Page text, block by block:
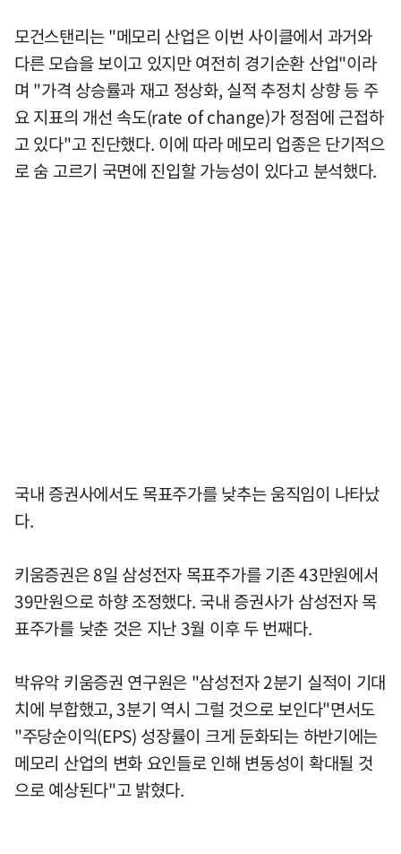
모건스탠리는 "메모리 산업은 이번 사이클에서 과거와
다른 모습을 보이고 있지만 여전히 경기순환 산업"이라
며 "가격 상승률과 재고 정상화, 실적 추정치 상향 등 주
요 지표의 개선 속도(rate of change)가 정점에 근접하
고 있다"고 진단했다. 이에 따라 메모리 업종은 단기적으
로 숨 고르기 국면에 진입할 가능성이 있다고 분석했다.
국내 증권사에서도 목표주가를 낮추는 움직임이 나타났
다.
키움증권은 8일 삼성전자 목표주가를 기존 43만원에서
39만원으로 하향 조정했다. 국내 증권사가 삼성전자 목
표주가를 낮춘 것은 지난 3월 이후 두 번째다.
박유악 키움증권 연구원은 "삼성전자 2분기 실적이 기대
치에 부합했고, 3분기 역시 그럴 것으로 보인다"면서도
"주당순이익(EPS) 성장률이 크게 둔화되는 하반기에는
메모리 산업의 변화 요인들로 인해 변동성이 확대될 것
으로 예상된다"고 밝혔다.